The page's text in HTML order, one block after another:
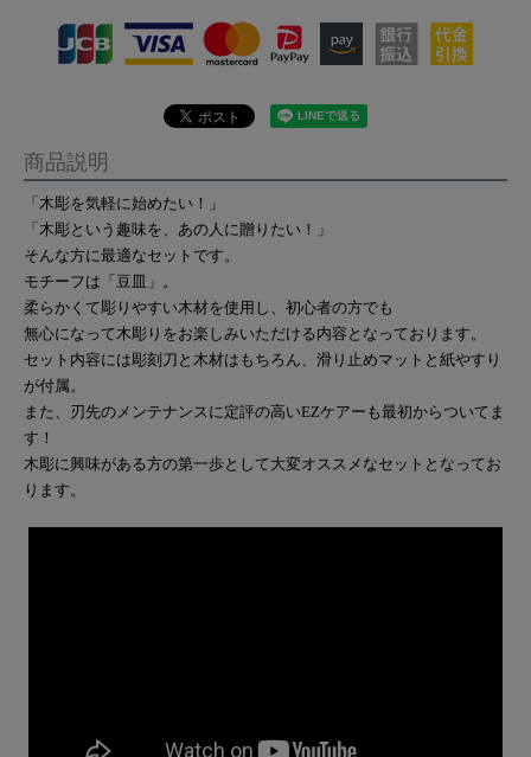
商品説明
「木彫を気軽に始めたい！」
「木彫という趣味を、あの人に贈りたい！」
そんな方に最適なセットです。
モチーフは「豆皿」。
柔らかくて彫りやすい木材を使用し、初心者の方でも
無心になって木彫りをお楽しみいただける内容となっております。
セット内容には彫刻刀と木材はもちろん、滑り止めマットと紙やすり
が付属。
また、刃先のメンテナンスに定評の高いEZケアーも最初からついてま
す！
木彫に興味がある方の第一歩として大変オススメなセットとなってお
ります。